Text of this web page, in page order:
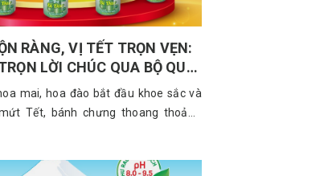
RÀNG, VỊ TẾT TRỌN VẸN:
LỜI CHÚC QUA BỘ QUÀ
mai, hoa đào bắt đầu khoe sắc và
Tết, bánh chưng thoang thoảng
gõ cửa. Tết không chỉ là một kỳ nghỉ,
là những chuyến đi về và...